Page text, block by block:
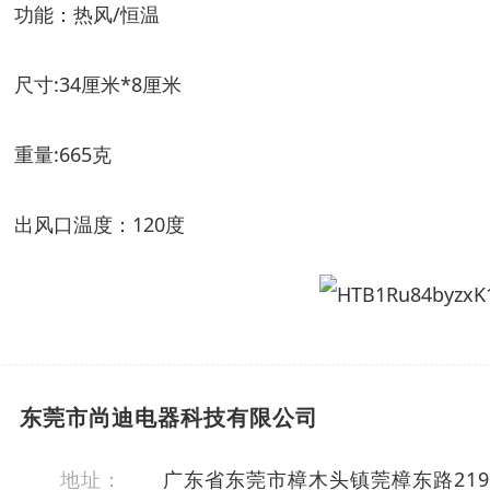
功能：热风/恒温
尺寸:34厘米*8厘米
重量:665克
出风口温度：120度
东莞市尚迪电器科技有限公司
地址： 广东省东莞市樟木头镇莞樟东路